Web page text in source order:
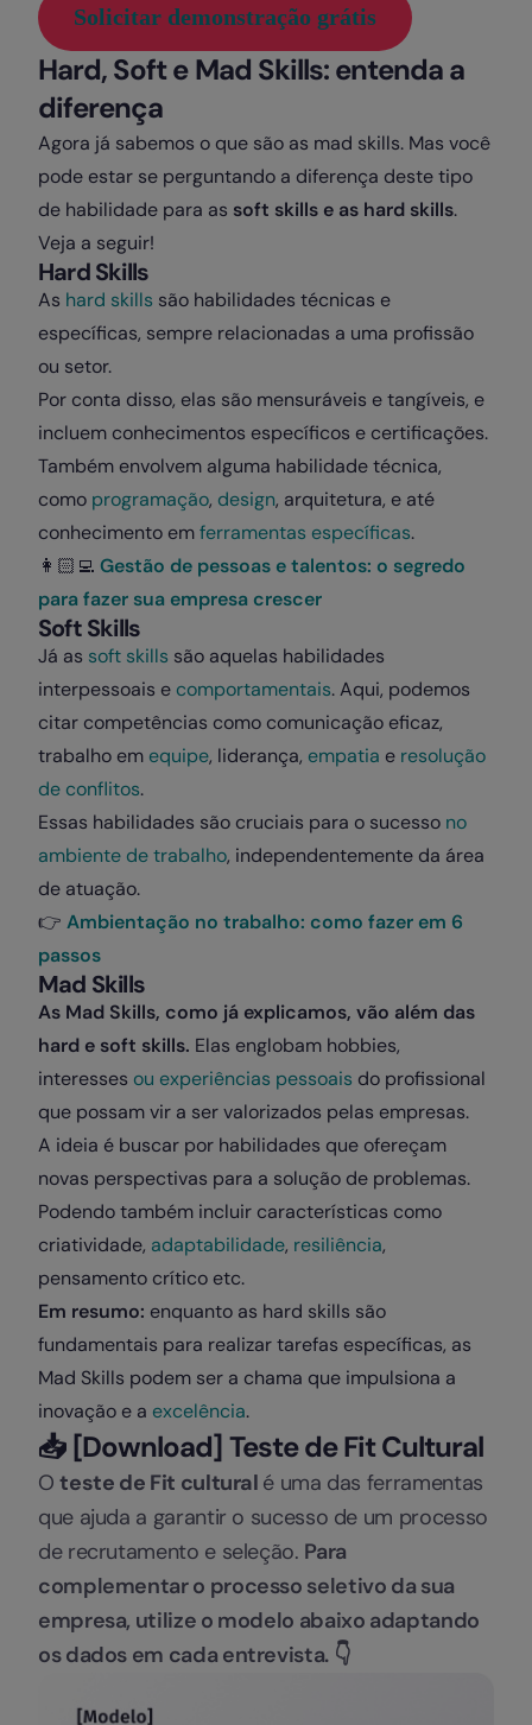
Solicitar demonstração grátis
Hard, Soft e Mad Skills: entenda a
diferença
Agora já sabemos o que são as mad skills. Mas você
pode estar se perguntando a diferença deste tipo
de habilidade para as soft skills e as hard skills.
Veja a seguir!
Hard Skills
As hard skills são habilidades técnicas e
específicas, sempre relacionadas a uma profissão
ou setor.
Por conta disso, elas são mensuráveis e tangíveis, e
incluem conhecimentos específicos e certificações.
Também envolvem alguma habilidade técnica,
como programação, design, arquitetura, e até
conhecimento emferramentas específicas.
👩🏻‍💻 Gestão de pessoas e talentos: o segredo
para fazer sua empresa crescer
Soft Skills
Já as soft skills são aquelas habilidades
interpessoais e comportamentais. Aqui, podemos
citar competências como comunicação eficaz,
trabalho em equipe, liderança, empatia e resolução
de conflitos.
Essas habilidades são cruciais para o sucesso no
ambiente de trabalho, independentemente da área
de atuação.
👉 Ambientação no trabalho: como fazer em 6
passos
Mad Skills
As Mad Skills, como já explicamos, vão além das
hard e soft skills. Elas englobam hobbies,
interesses ou experiências pessoais do profissional
que possam vir a ser valorizados pelas empresas.
A ideia é buscar por habilidades que ofereçam
novas perspectivas para a solução de problemas.
Podendo também incluir características como
criatividade, adaptabilidade, resiliência,
pensamento crítico etc.
Em resumo: enquanto as hard skills são
fundamentais para realizar tarefas específicas, as
Mad Skills podem ser a chama que impulsiona a
inovação e a excelência.
📥 [Download] Teste de Fit Cultural
Oteste de Fit cultural é uma das ferramentas
que ajuda a garantir o sucesso de um processo
de recrutamento e seleção. Para
complementar o processo seletivo da sua
empresa, utilize o modelo abaixo adaptando
os dados em cada entrevista. 👇